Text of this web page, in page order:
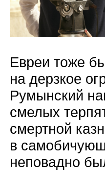
Евреи тоже
на дерзкое
Румынский
смелых
смертной
в
неповадно